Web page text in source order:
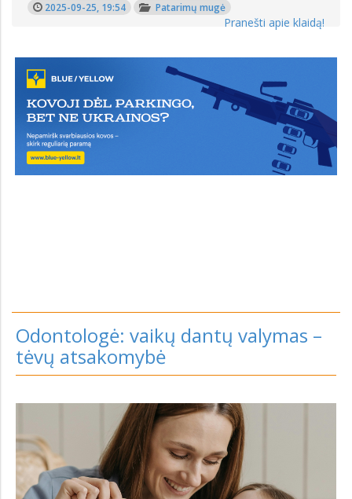
2025-09-25, 19:54 Patarimų mugė
Pranešti apie klaidą!
Odontologė: vaikų dantų valymas –
tėvų atsakomybė